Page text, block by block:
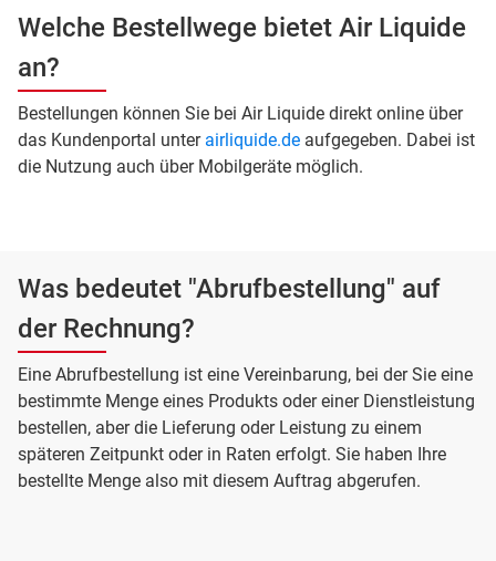
Welche Bestellwege bietet Air Liquide
an?
Bestellungen können Sie bei Air Liquide direkt online über
das Kundenportal unter airliquide.de aufgegeben. Dabei ist
die Nutzung auch über Mobilgeräte möglich.
Was bedeutet "Abrufbestellung" auf
der Rechnung?
Eine Abrufbestellung ist eine Vereinbarung, bei der Sie eine
bestimmte Menge eines Produkts oder einer Dienstleistung
bestellen, aber die Lieferung oder Leistung zu einem
späteren Zeitpunkt oder in Raten erfolgt. Sie haben Ihre
bestellte Menge also mit diesem Auftrag abgerufen.